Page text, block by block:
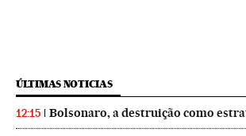
ÚLTIMAS NOTICIAS
12:15 Bolsonaro, a destruição como